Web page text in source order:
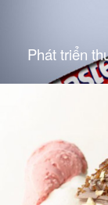
Phát triển